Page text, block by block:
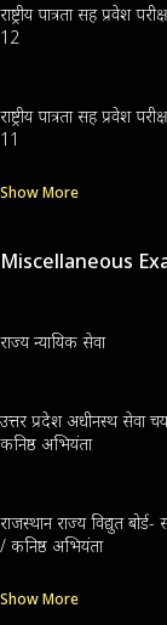
राष्ट्रीय पात्रता सह प्रवेश
12
राष्ट्रीय पात्रता सह प्रवेश
11
Show More
Miscellaneous
राज्य न्यायिक सेवा
उत्तर प्रदेश अधीनस्थ सेवा
कनिष्ठ अभियंता
राजस्थान राज्य विद्युत
/ कनिष्ठ अभियंता
Show More